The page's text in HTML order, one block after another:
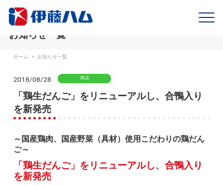
お知らせ一覧
ホーム > お知らせ一覧
2018/08/28 商品
「鶏生だんご」をリニューアルし、合鴨入り
を新発売
～国産鶏肉、国産野菜（具材）使用こだわりの鶏だん
ご～
「鶏生だんご」をリニューアルし、合鴨入り
を新発売